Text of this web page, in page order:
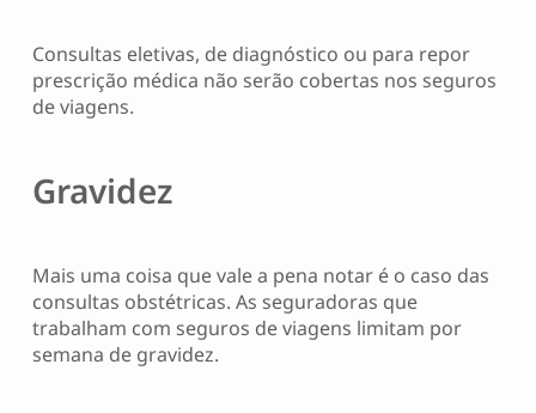
Consultas eletivas, de diagnóstico ou para repor
prescrição médica não serão cobertas nos seguros
de viagens.
Gravidez
Mais uma coisa que vale a pena notar é o caso das
consultas obstétricas. As seguradoras que
trabalham com seguros de viagens limitam por
semana de gravidez.